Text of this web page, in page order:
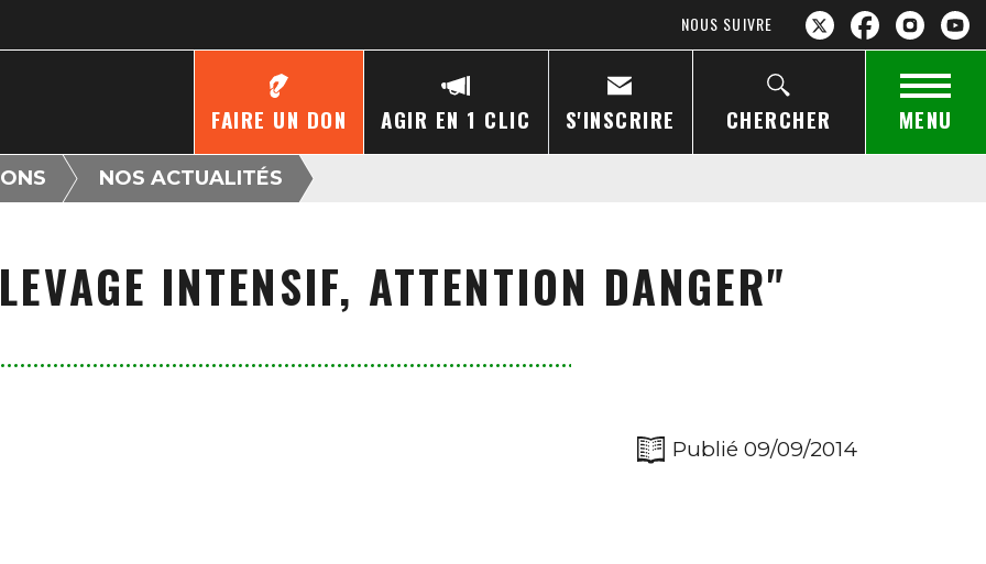
NOUS SUIVRE
FAIRE UN DON AGIR EN 1 CLIC S'INSCRIRE CHERCHER MENU
NOS ACTUALITÉS
INTENSIF, ATTENTION DANGER"
Publié 09/09/2014